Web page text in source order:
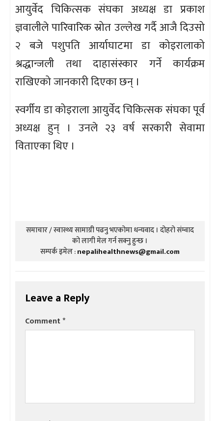
आयुर्वेद चिकित्सक संघका अध्यक्ष डा प्रकाश
ज्ञवालीले पारिवारिक स्रोत उल्लेख गर्दै आजै दिउसो
२ बजे पशुपति आर्याघाटमा डा कोइरालाको
श्रद्धान्जली तथा दाहासंस्कार गर्ने कार्यक्रम
राखिएको जानकारी दिएका छन् ।
स्वर्गीय डा कोइराला आयुर्वेद चिकित्सक संघका पूर्व
अध्यक्ष हुन् । उनले २३ वर्ष सरकारी सेवामा
विताएका थिए ।
समाचार / स्वास्थ्य सामाग्री पढनु भएकोमा धन्यवाद । दोहरो संम्वाद
को लागी मेल गर्न सक्नु हुन्छ ।
सम्पर्क इमेल :nepalihealthnews@gmail.com
Leave a Reply
Comment*